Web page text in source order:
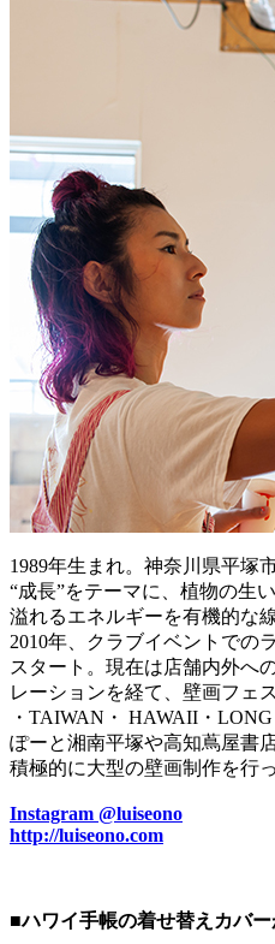
1989年生まれ。神奈川県平塚
“成長”をテーマに、植物の生
溢れるエネルギーを有機的な
2010年、クラブイベントでの
スタート。現在は店舗内外へ
レーションを経て、壁画フェ
・TAIWAN・ HAWAII・
ぽーと湘南平塚や高知蔦屋書
積極的に大型の壁画制作を行
Instagram @luiseono
http://luiseono.com
■ハワイ手帳の着せ替えカバ